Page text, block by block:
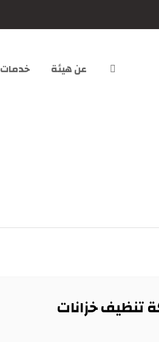
عن هيئة خدمات
تنظيف خزانات